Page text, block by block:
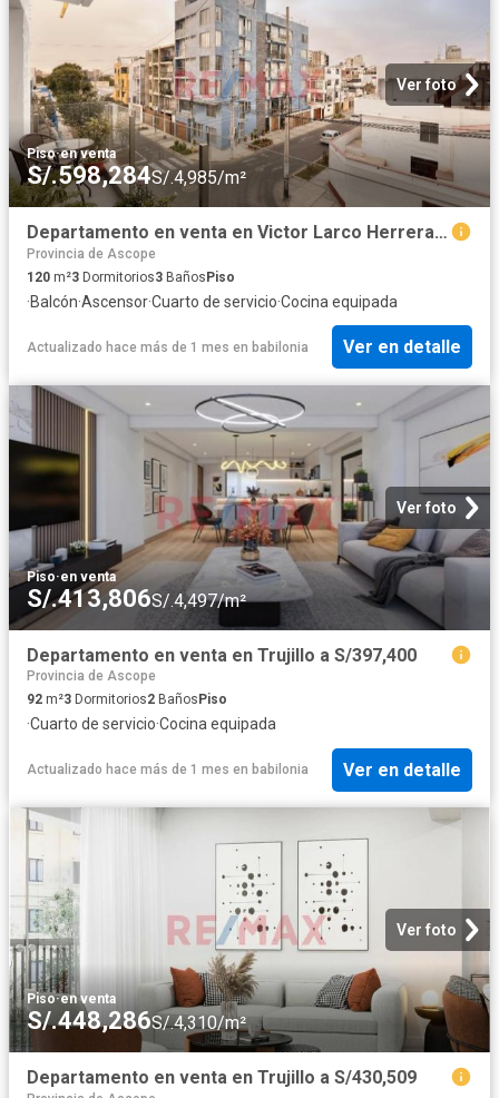
Ver foto
Piso·en venta
S/.598,284S/.4,985/m²
Departamento en venta en Victor Larco Herrera a S/577,920
Provincia de Ascope
120 m²3 Dormitorios3 BañosPiso
·Balcón·Ascensor·Cuarto de servicio·Cocina equipada
Actualizado hace más de 1 mes en babilonia Ver en detalle
Ver foto
Piso·en venta
S/.413,806S/.4,497/m²
Departamento en venta en Trujillo a S/397,400
Provincia de Ascope
92 m²3 Dormitorios2 Baños Piso
·Cuarto de servicio·Cocina equipada
Actualizado hace más de 1 mes en babilonia Ver en detalle
Ver foto
Piso·en venta
S/.448,286S/.4,310/m²
Departamento en venta en Trujillo a S/430,509